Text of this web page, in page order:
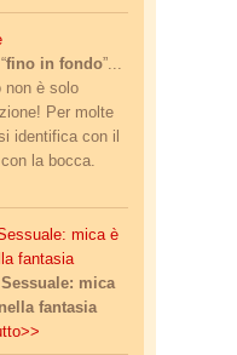
fino in fondo”...
non è solo
Per molte
identifica con il
la bocca.
mica è
fantasia
mica
fantasia